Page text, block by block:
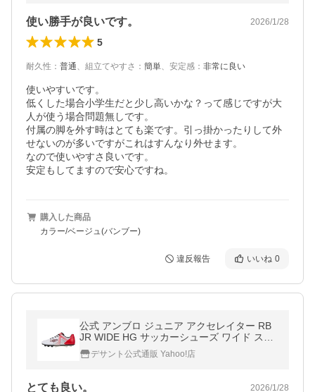
使い勝手が良いです。 2026/1/28
5
耐久性 ： 普通、 組立てやすさ ： 簡単、 安定感 ： 非常に良い
使いやすいです。
低くした場合小学生だと少し高いかな？って感じですが大
人が使う場合問題無しです。
付属の脚を外す時はとても楽です。引っ掛かったりして外
せないのが多いですがこれはすんなり外せます。
なので使いやすさ良いです。
安定もしてますので安心ですね。
購入した商品
カラー/ベージュ(バンブー)
違反報告 いいね 0
公式 アンブロ ジュニア アクセレイター RB
JR WIDE HG サッカーシューズ ワイド スパ
イク フットサル 靴 UF5SFCB3J 25SS
デサント公式通販 Yahoo!店
とても良い。 2026/1/28